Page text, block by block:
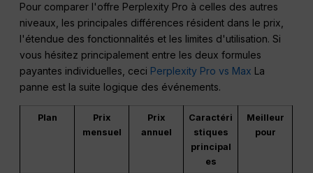
Pour comparer l'offre Perplexity Pro à celles des autres
niveaux, les principales différences résident dans le prix,
l'étendue des fonctionnalités et les limites d'utilisation. Si
vous hésitez principalement entre les deux formules
payantes individuelles, ceci Perplexity Pro vs Max La
panne est la suite logique des événements.
Plan
Prix
mensuel
Prix
annuel
Caractéri
stiques
principal
es
Meilleur
pour